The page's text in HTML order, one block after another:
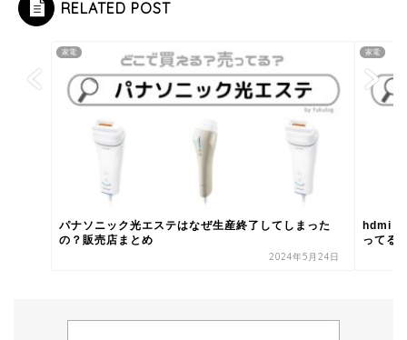
RELATED POST
家電
パナソニック光エステはなぜ生産終了してしまった
の？販売店まとめ
2024年5月24日
家電
hdmi
ってる